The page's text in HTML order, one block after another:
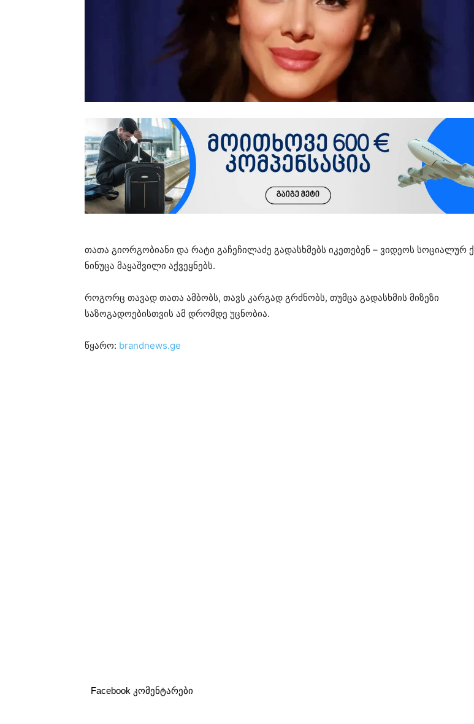
თათა გიორგობიანი და რატი გაჩეჩილაძე გადასხმებს იკეთებენ – ვიდეოს სოციალურ
ნინუცა მაყაშვილი აქვეყნებს.
როგორც თავად თათა ამბობს, თავს კარგად გრძნობს, თუმცა გადასხმის მიზეზი
საზოგადოებისთვის ამ დრომდე უცნობია.
წყარო: brandnews.ge
Facebook კომენტარები